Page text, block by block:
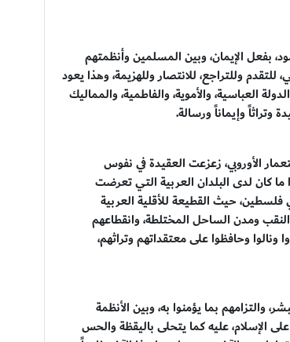
بفعل الإيمان، وبين المسلمين وأنظمتهم
وللتراجع، للانتصار وللهزيمة، وهذا يعود
العباسية، والأموية، والفاطمية، والمماليك
وتراثاً وإيماناً ورسالة.
الأوروبي، زعزعت العقيدة في نفوس
ما كان لدى البلدان العربية التي تعرضت
فلسطين، حيث القطيعة للأقلية العربية
48، أبناء الجليل والمثلث والنقب ومدن الساحل المختلطة، وانقطاعهم
وحافظوا على معتقداتهم وتراثهم،
والتزامهم بما يؤمنوا به، وبين الأنظمة
الإسلام، عليه كما يتحلى باليقظة والحس